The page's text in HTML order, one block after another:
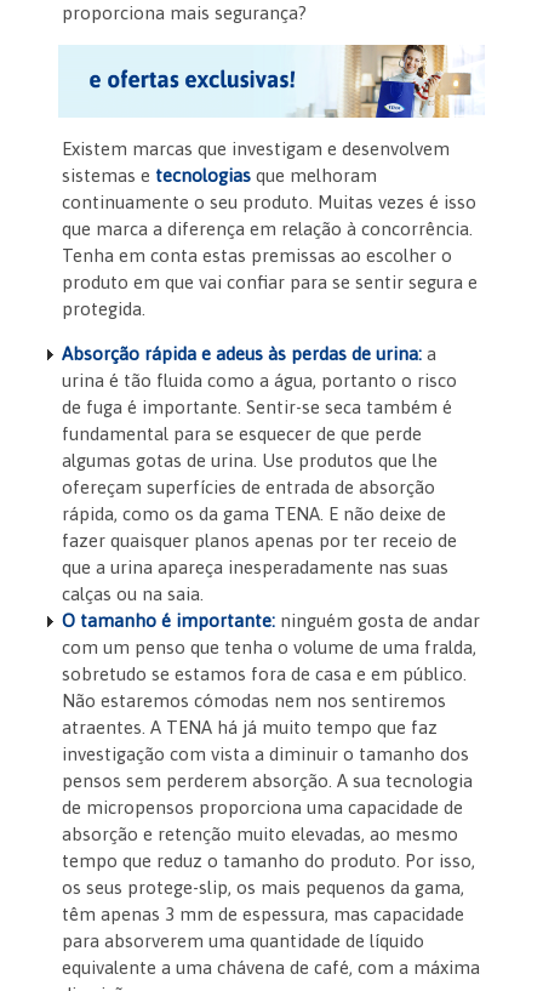
proporciona mais segurança?
Existem marcas que investigam e desenvolvem
sistemas e tecnologias que melhoram
continuamente o seu produto. Muitas vezes é isso
que marca a diferença em relação à concorrência.
Tenha em conta estas premissas ao escolher o
produto em que vai confiar para se sentir segura e
protegida.
Absorção rápida e adeus às perdas de urina: a
urina é tão fluida como a água, portanto o risco
de fuga é importante. Sentir-se seca também é
fundamental para se esquecer de que perde
algumas gotas de urina. Use produtos que lhe
ofereçam superfícies de entrada de absorção
rápida, como os da gama TENA. E não deixe de
fazer quaisquer planos apenas por ter receio de
que a urina apareça inesperadamente nas suas
calças ou na saia.
O tamanho é importante: ninguém gosta de andar
com um penso que tenha o volume de uma fralda,
sobretudo se estamos fora de casa e em público.
Não estaremos cómodas nem nos sentiremos
atraentes. A TENA há já muito tempo que faz
investigação com vista a diminuir o tamanho dos
pensos sem perderem absorção. A sua tecnologia
de micropensos proporciona uma capacidade de
absorção e retenção muito elevadas, ao mesmo
tempo que reduz o tamanho do produto. Por isso,
os seus protege-slip, os mais pequenos da gama,
têm apenas 3 mm de espessura, mas capacidade
para absorverem uma quantidade de líquido
equivalente a uma chávena de café, com a máxima